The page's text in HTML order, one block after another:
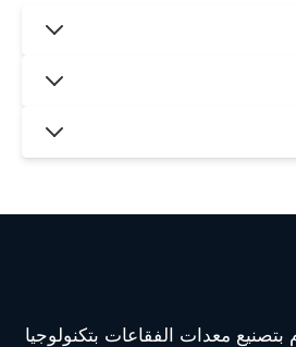
معدات الفقاعات بتكنولوجيا